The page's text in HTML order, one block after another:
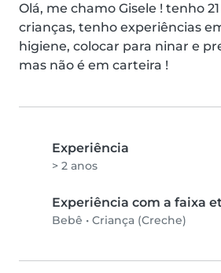
Olá, me chamo Gisele ! tenho
crianças, tenho experiências
higiene, colocar para ninar e
mas não é em carteira !
Experiência
> 2 anos
Experiência com a faixa
Bebê • Criança (Creche)